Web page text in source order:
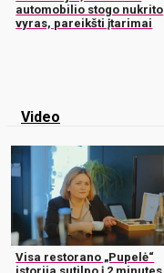
automobilio stogo nukrito
vyras, pareikšti įtarimai
Video
Visa restorano „Pupelė“